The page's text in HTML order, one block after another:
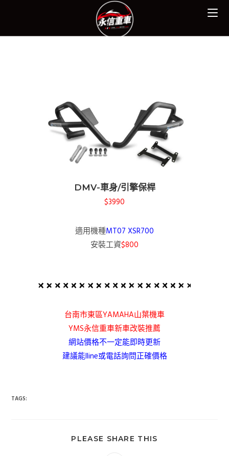
DMV-車身/引擎保桿
$3990
適用機種MT07 XSR700
安裝工資$800
台南市東區YAMAHA山葉機車
YMS永信重車新車改裝推薦
網站價格不一定能即時更新
建議能lline或電話詢問正確價格
TAGS:
PLEASE SHARE THIS